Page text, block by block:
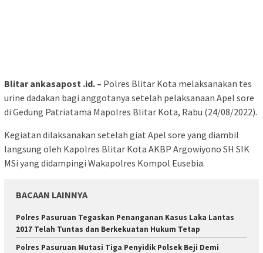
Blitar ankasapost .id. – Polres Blitar Kota melaksanakan tes
urine dadakan bagi anggotanya setelah pelaksanaan Apel sore
di Gedung Patriatama Mapolres Blitar Kota, Rabu (24/08/2022).
Kegiatan dilaksanakan setelah giat Apel sore yang diambil
langsung oleh Kapolres Blitar Kota AKBP Argowiyono SH SIK
MSi yang didampingi Wakapolres Kompol Eusebia.
BACAAN LAINNYA
Polres Pasuruan Tegaskan Penanganan Kasus Laka Lantas
2017 Telah Tuntas dan Berkekuatan Hukum Tetap
Polres Pasuruan Mutasi Tiga Penyidik Polsek Beji Demi